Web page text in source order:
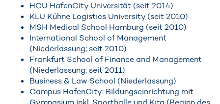
HCU HafenCity Universität (seit 2014)
KLU Kühne Logistics University (seit 2010)
MSH Medical School Hamburg (seit 2010)
International School of Management
(Niederlassung; seit 2010)
Frankfurt School of Finance and Management
(Niederlassung; seit 2011)
Business & Law School (Niederlassung)
Campus HafenCity: Bildungseinrichtung mit